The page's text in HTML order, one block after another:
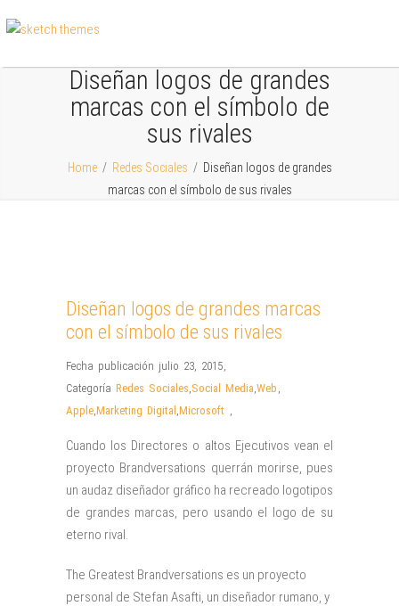
Diseñan logos de grandes
marcas con el símbolo de
sus rivales
Home / Redes Sociales / Diseñan logos de grandes
marcas con el símbolo de sus rivales
Diseñan logos de grandes marcas
con el símbolo de sus rivales
Fecha publicación julio 23, 2015,
Categoría Redes Sociales,Social Media,Web ,
Apple,Marketing Digital ,Microsoft ,
Cuando los Directores o altos Ejecutivos vean el
proyecto Brandversations querrán morirse, pues
un audaz diseñador gráfico ha recreado logotipos
de grandes marcas, pero usando el logo de su
eterno rival.
The Greatest Brandversations es un proyecto
personal de Stefan Asafti, un diseñador rumano, y